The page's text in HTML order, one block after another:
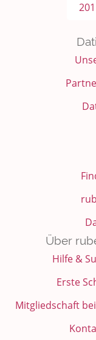
Über
Hilfe &
Erste
Mitgliedschaft